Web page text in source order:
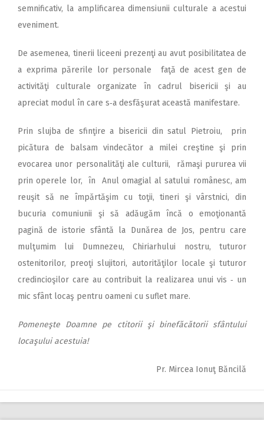
semnificativ, la amplificarea dimensiunii culturale a acestui
eveniment.
De asemenea, tinerii liceeni prezenţi au avut posibilitatea de
a exprima părerile lor personale faţă de acest gen de
activităţi culturale organizate în cadrul bisericii şi au
apreciat modul în care s‑a desfăşurat această manifestare.
Prin slujba de sfinţire a bisericii din satul Pietroiu, prin
picătura de balsam vindecător a milei creştine şi prin
evocarea unor personalităţi ale culturii, rămaşi pururea vii
prin operele lor, în Anul omagial al satului românesc, am
reuşit să ne împărtăşim cu toţii, tineri şi vârstnici, din
bucuria comuniunii şi să adăugăm încă o emoţionantă
pagină de istorie sfântă la Dunărea de Jos, pentru care
mulţumim lui Dumnezeu, Chiriarhului nostru, tuturor
ostenitorilor, preoţi slujitori, autorităţilor locale şi tuturor
credincioşilor care au contribuit la realizarea unui vis ‑ un
mic sfânt locaş pentru oameni cu suflet mare.
Pomeneşte Doamne pe ctitorii şi binefăcătorii sfântului
locaşului acestuia!
Pr. Mircea Ionuţ Băncilă